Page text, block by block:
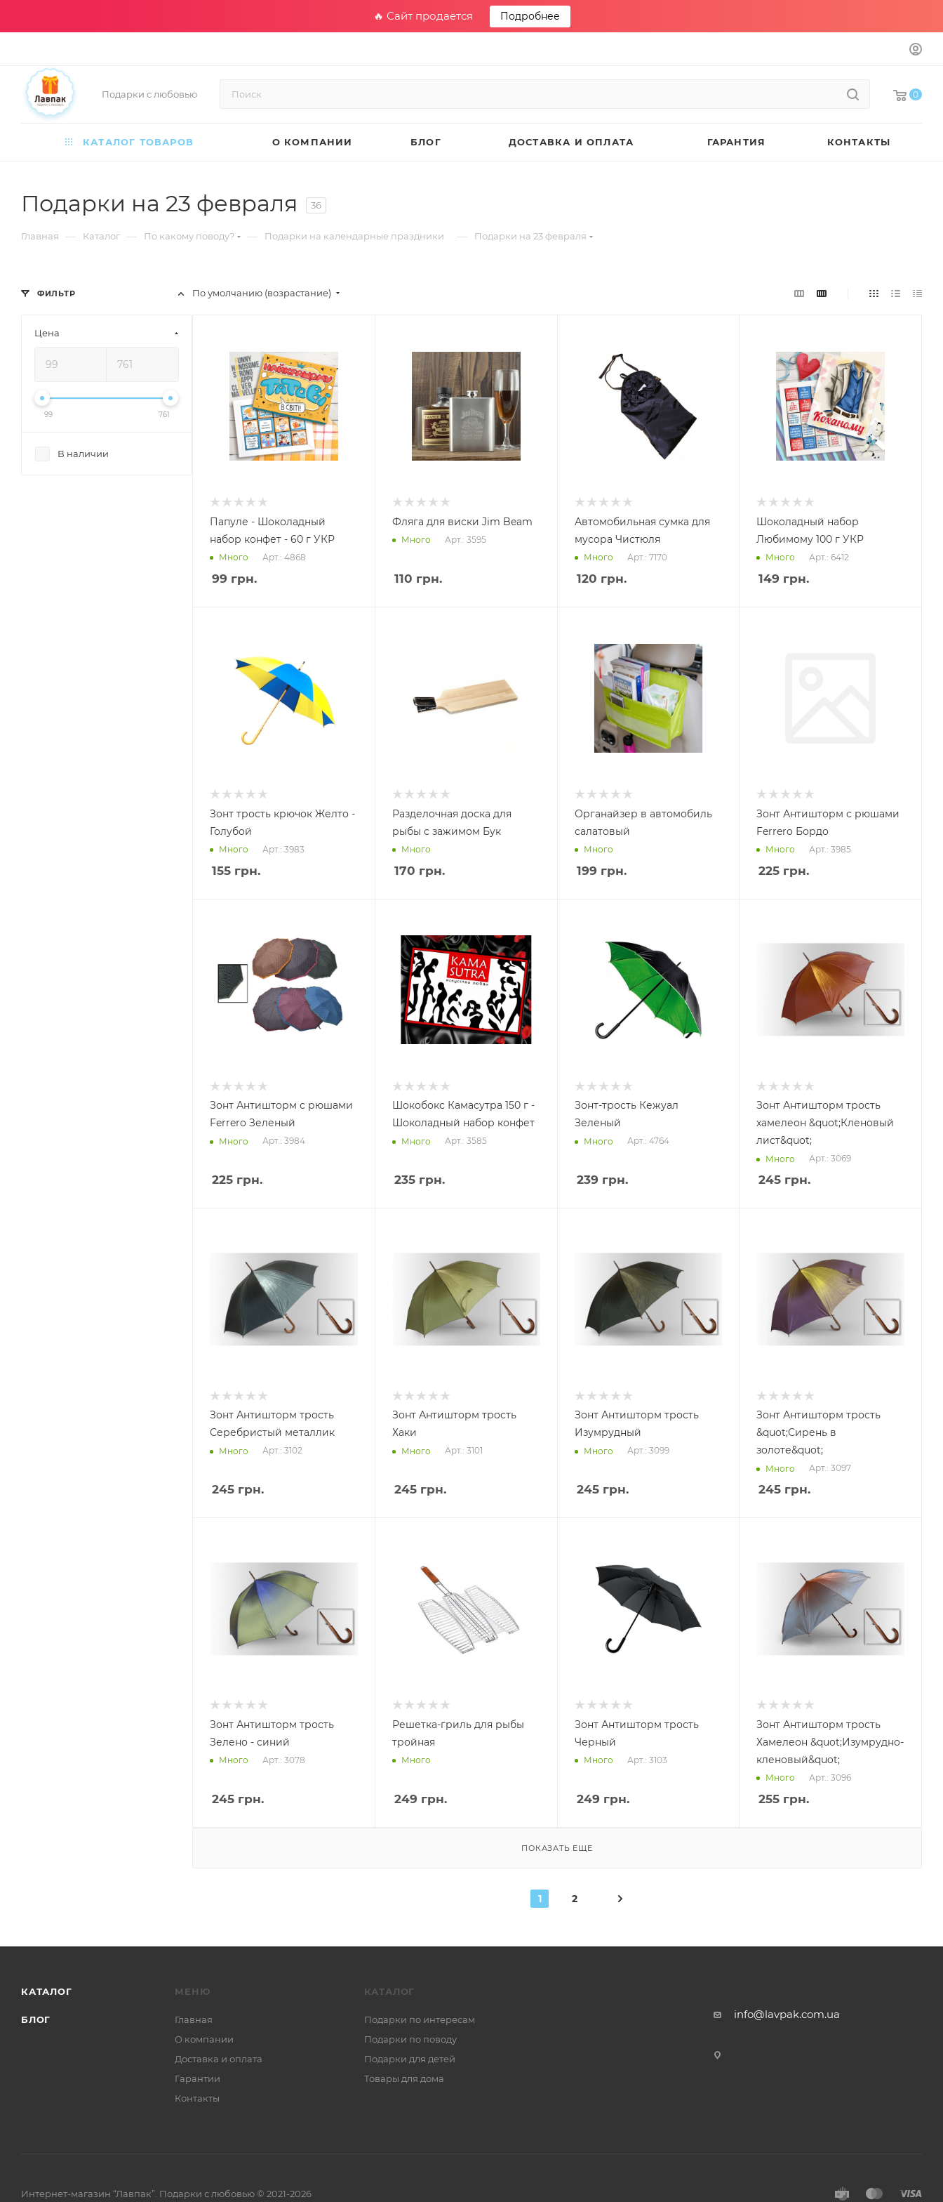
🔥 Сайт продается Подробнее
Подарки с любовью 0
КАТАЛОГ ТОВАРОВ О КОМПАНИИ БЛОГ ДОСТАВКА И ОПЛАТА ГАРАНТИЯ КОНТАКТЫ
Подарки на 23 февраля 36
Главная — Каталог — По какому поводу? — Подарки на календарные праздники — Подарки на 23 февраля
По умолчанию (возрастание)
Папуле - Шоколадный
набор конфет - 60 г УКР
Много Арт.: 4868
99 грн.
Фляга для виски Jim Beam
Много Арт.: 3595
110 грн.
Автомобильная сумка для
мусора Чистюля
Много Арт.: 7170
120 грн.
Шоколадный набор
Любимому 100 г УКР
Много Арт.: 6412
149 грн.
Зонт трость крючок Желто -
Голубой
Много Арт.: 3983
155 грн.
Разделочная доска для
рыбы с зажимом Бук
Много
170 грн.
Органайзер в автомобиль
салатовый
Много
199 грн.
Зонт Антишторм с рюшами
Ferrero Бордо
Много Арт.: 3985
225 грн.
Зонт Антишторм с рюшами
Ferrero Зеленый
Много Арт.: 3984
225 грн.
Шокобокс Камасутра 150 г -
Шоколадный набор конфет
Много Арт.: 3585
235грн.
Зонт-трость Кежуал
Зеленый
Много Арт.: 4764
239 грн.
Зонт Антишторм трость
хамелеон &quot;Кленовый
лист&quot;
Много Арт.: 3069
245 грн.
Зонт Антишторм трость
Серебристый металлик
Много Арт.: 3102
245 грн.
Зонт Антишторм трость
Хаки
Много Арт.: 3101
245грн.
Зонт Антишторм трость
Изумрудный
Много Арт.: 3099
245грн.
Зонт Антишторм трость
&quot;Сирень в
золоте&quot;
Много Арт.: 3097
245 грн.
Зонт Антишторм трость
Зелено - синий
Много Арт.: 3078
245 грн.
Решетка-гриль для рыбы
тройная
Много
249 грн.
Зонт Антишторм трость
Черный
Много Арт.: 3103
249 грн.
Зонт Антишторм трость
Хамелеон &quot;Изумрудно-
кленовый&quot;
Много Арт.: 3096
255 грн.
ПОКАЗАТЬ ЕЩЕ
1 2
ФИЛЬТР
Цена
99 761
В наличии
КАТАЛОГ
БЛОГ
МЕНЮ
Главная
О компании
Доставка и оплата
Гарантии
Контакты
КАТАЛОГ
Подарки по интересам
Подарки по поводу
Подарки для детей
Товары для дома
info@lavpak.com.ua
Интернет-магазин “Лавпак”. Подарки с любовью © 2021-2026